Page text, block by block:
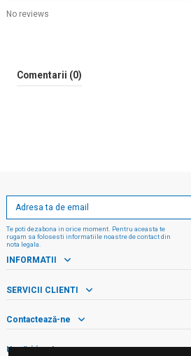
No reviews
Comentarii (0)
Te poti dezabona in orice moment. Pentru aceasta te
rugam sa folosesti informatiile noastre de contact din
nota legala.
INFORMATII
SERVICII CLIENTI
Contactează-ne
Urmăriți-ne!